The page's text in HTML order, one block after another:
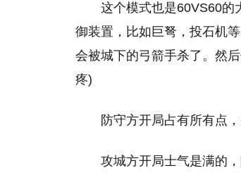
这个模式也是60VS60的
御装置，比如巨弩，投石机
会被城下的弓箭手杀了。然
疼)
防守方开局占有所有点
攻城方开局士气是满的